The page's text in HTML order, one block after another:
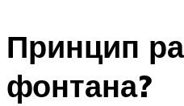
ОЧИСТКА БАССЕЙНОВ
Принцип
фонтана?